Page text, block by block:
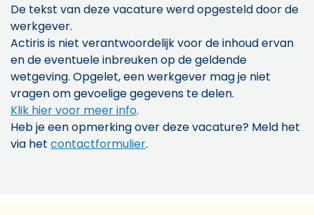
De tekst van deze vacature werd opgesteld door de
werkgever.
Actiris is niet verantwoordelijk voor de inhoud ervan
en de eventuele inbreuken op de geldende
wetgeving. Opgelet, een werkgever mag je niet
vragen om gevoelige gegevens te delen.
Klik hier voor meer info.
Heb je een opmerking over deze vacature? Meld het
via het contactformulier.